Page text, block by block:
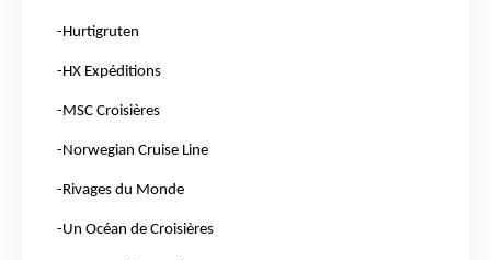
-Hurtigruten
-HX Expéditions
-MSC Croisières
-Norwegian Cruise Line
-Rivages du Monde
-Un Océan de Croisières